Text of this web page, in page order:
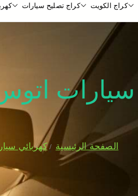
كراج الكويت كراج تصليح سيارات
الصفحة الرئيسية كهربائي